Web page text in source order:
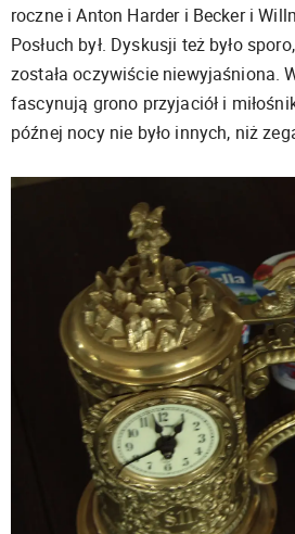
roczne i Anton Harder i Becker i
Posłuch był. Dyskusji też było
została oczywiście niewyjaśniona.
fascynują grono przyjaciół i
późnej nocy nie było innych, niż